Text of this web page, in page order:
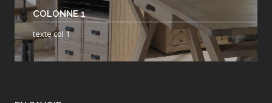
COLONNE 1
texte col 1